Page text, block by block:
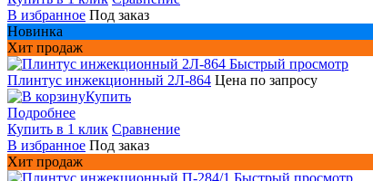
В избранное Под заказ
Новинка
Хит продаж
Быстрый просмотр
Плинтус инжекционный 2Л-864 Цена по запросу
Купить
Подробнее
Купить в 1 клик Сравнение
В избранное Под заказ
Хит продаж
Быстрый просмотр